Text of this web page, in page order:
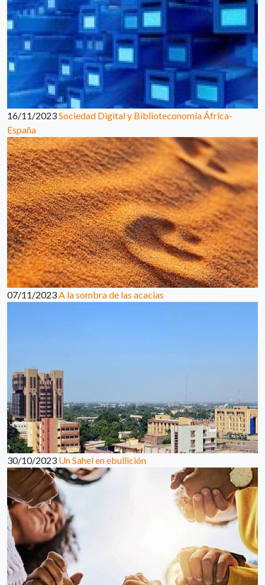
16/11/2023Sociedad Digital y Biblioteconomía África-
España
07/11/2023A la sombra de las acacias
30/10/2023 Un Sahel en ebullición